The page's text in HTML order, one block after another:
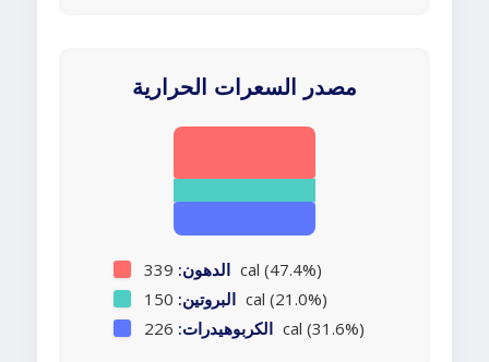
مصدر السعرات الحرارية
الدهون: 339 cal (47.4%)
البروتين: 150 cal (21.0%)
الكربوهيدرات: 226 cal (31.6%)